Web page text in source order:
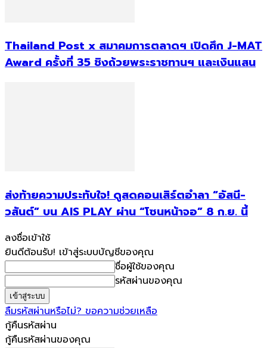
Thailand Post x สมาคมการตลาดฯ เปิดศึก J-MAT
Award ครั้งที่ 35 ชิงถ้วยพระราชทานฯ และเงินแสน
ส่งท้ายความประทับใจ! ดูสดคอนเสิร์ตอำลา “อัสนี-
วสันต์” บน AIS PLAY ผ่าน “โซนหน้าจอ” 8 ก.ย. นี้
ลงชื่อเข้าใช้
ยินดีต้อนรับ! เข้าสู่ระบบบัญชีของคุณ
ชื่อผู้ใช้ของคุณ
รหัสผ่านของคุณ
ลืมรหัสผ่านหรือไม่? ขอความช่วยเหลือ
กู้คืนรหัสผ่าน
กู้คืนรหัสผ่านของคุณ